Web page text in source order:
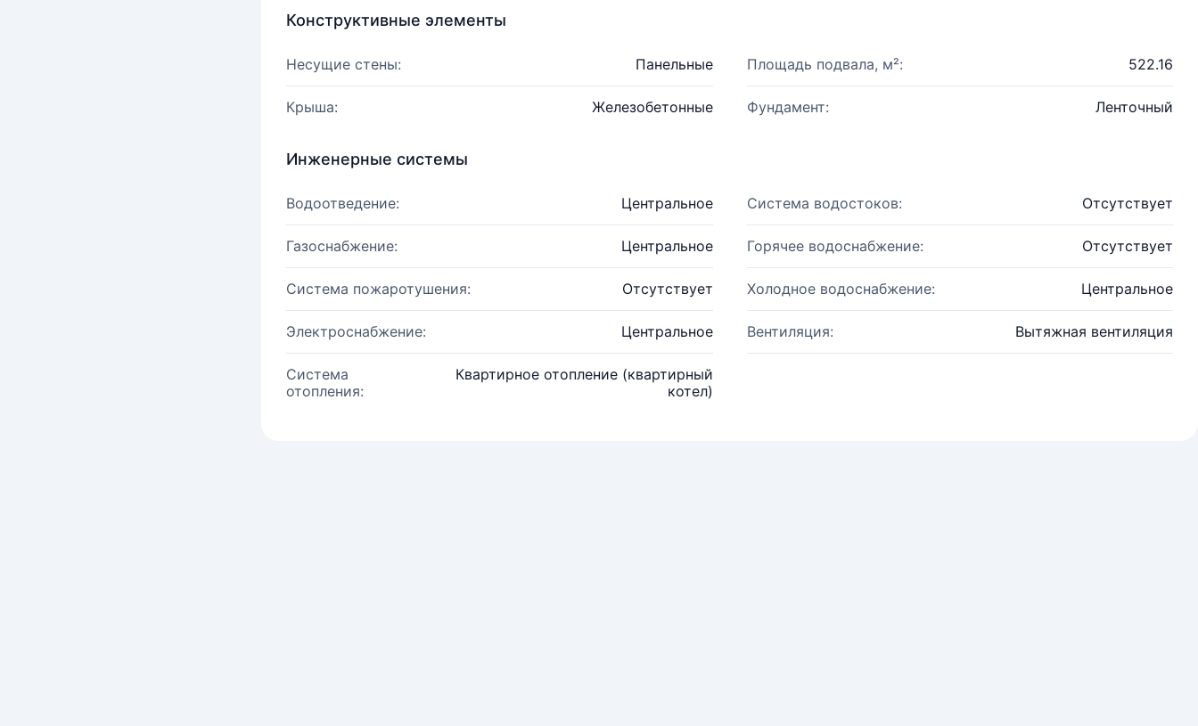
Конструктивные элементы
Несущие стены: Панельные Площадь подвала, м²: 522.16
Крыша: Железобетонные Фундамент: Ленточный
Инженерные системы
Водоотведение: Центральное Система водостоков: Отсутствует
Газоснабжение: Центральное Горячее водоснабжение: Отсутствует
Система пожаротушения: Отсутствует Холодное водоснабжение: Центральное
Электроснабжение: Центральное Вентиляция: Вытяжная вентиляция
Система
отопления:
Квартирное отопление (квартирный
котел)